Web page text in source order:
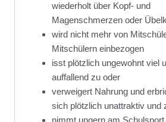
wiederholt über Kopf- und
Magenschmerzen oder
wird nicht mehr von
Mitschülern einbezogen
isst plötzlich ungewohnt viel
auffallend zu oder
verweigert Nahrung und
sich plötzlich unattraktiv und